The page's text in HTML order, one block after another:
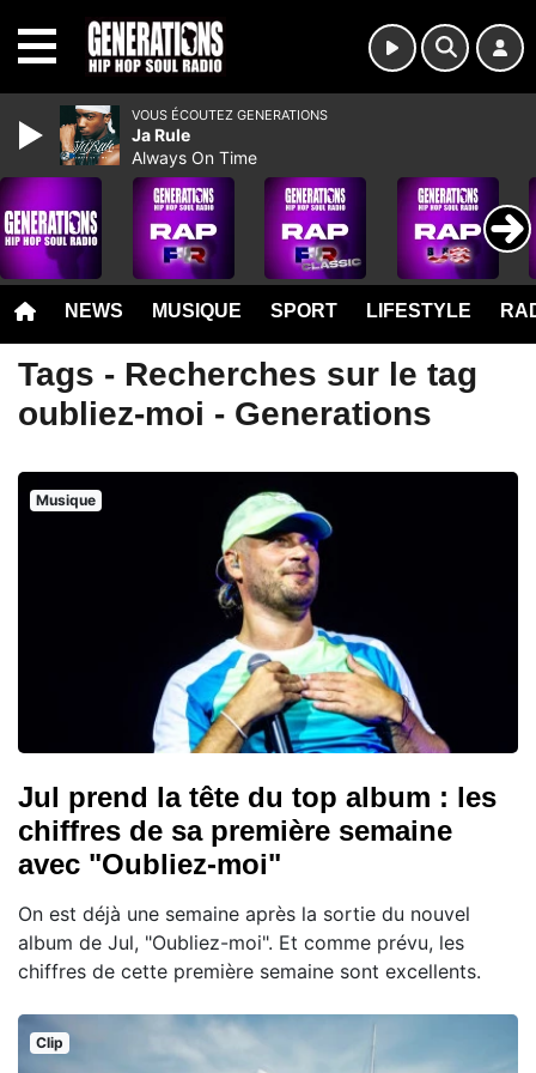
NEWS MUSIQUE SPORT LIFESTYLE
Tags - Recherches sur le tag
oubliez-moi - Generations
Musique
Jul prend la tête du top album : les
chiffres de sa première semaine
avec "Oubliez-moi"
On est déjà une semaine après la sortie du nouvel
album de Jul, "Oubliez-moi". Et comme prévu, les
chiffres de cette première semaine sont excellents.
Clip
VOUS ÉCOUTEZ GENERATIONS
Ja Rule
Always On Time